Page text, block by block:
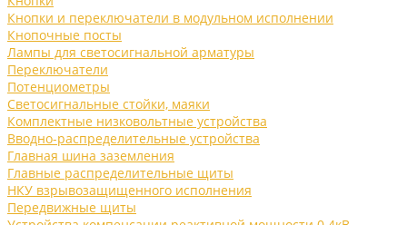
Кнопки и переключатели в модульном исполнении
Кнопочные посты
Лампы для светосигнальной арматуры
Переключатели
Потенциометры
Светосигнальные стойки, маяки
Комплектные низковольтные устройства
Вводно-распределительные устройства
Главная шина заземления
Главные распределительные щиты
НКУ взрывозащищенного исполнения
Передвижные щиты